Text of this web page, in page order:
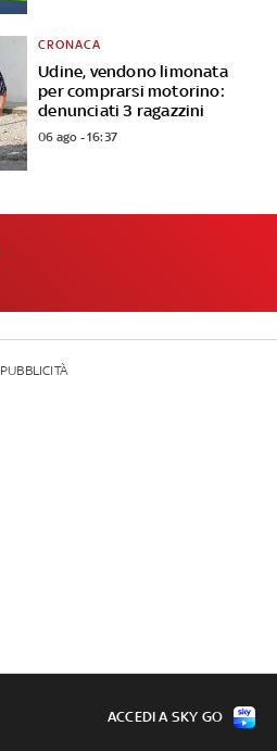
Udine, vendono limonata
per comprarsi motorino:
denunciati 3 ragazzini
CRONACA
06 ago - 16:37
PUBBLICITÀ
ACCEDI A SKY GO